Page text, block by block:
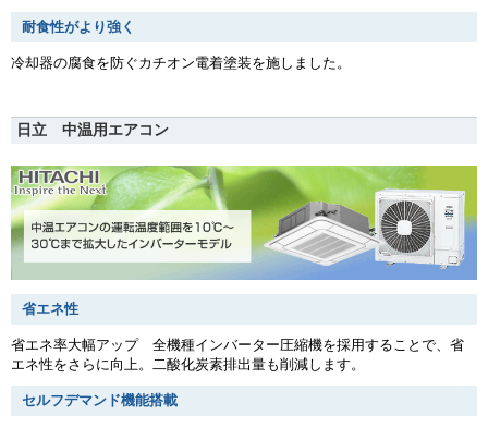
耐食性がより強く
冷却器の腐食を防ぐカチオン電着塗装を施しました。
日立 中温用エアコン
省エネ性
省エネ率大幅アップ 全機種インバーター圧縮機を採用することで、省
エネ性をさらに向上。二酸化炭素排出量も削減します。
セルフデマンド機能搭載